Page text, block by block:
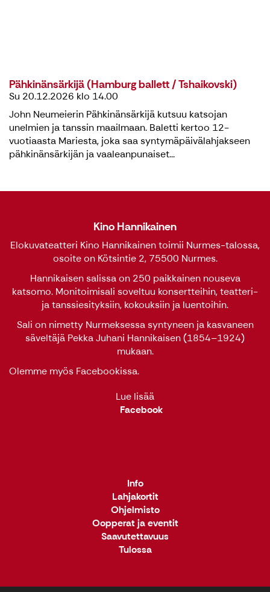
Pähkinänsärkijä (Hamburg ballett / Tshaikovski)
Su 20.12.2026 klo 14.00
John Neumeierin Pähkinänsärkijä kutsuu katsojan
unelmien ja tanssin maailmaan. Baletti kertoo 12-
vuotiaasta Mariesta, joka saa syntymäpäivälahjakseen
pähkinänsärkijän ja vaaleanpunaiset...
Kino Hannikainen
Elokuvateatteri Kino Hannikainen toimii Nurmes-talossa,
osoite on Kötsintie 2, 75500 Nurmes.
Hannikaisen salissa on 250 paikkainen nouseva
katsomo. Monitoimisali soveltuu konsertteihin, teatteri-
ja tanssiesityksiin, kokouksiin ja luentoihin.
Sali on nimetty Nurmeksessa syntyneen ja kasvaneen
säveltäjä Pekka Juhani Hannikaisen (1854–1924)
mukaan.
Olemme myös Facebookissa.
Lue lisää
Facebook
Info
Lahjakortit
Ohjelmisto
Oopperat ja eventit
Saavutettavuus
Tulossa